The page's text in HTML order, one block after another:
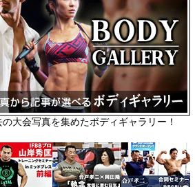
の大会写真を集めたボディギャラリー！